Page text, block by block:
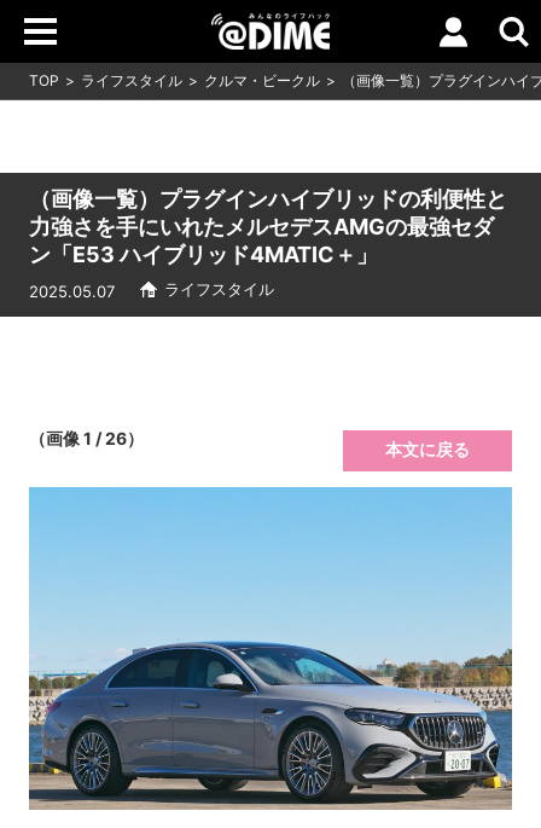
TOP ライフスタイル クルマ・ビークル （画像一覧）プラグインハ
（画像一覧）プラグインハイブリッドの利便性と
力強さを手にいれたメルセデスAMGの最強セダ
ン「E53 ハイブリッド4MATIC＋」
2025.05.07 ライフスタイル
（画像 1 / 26）
本文に戻る